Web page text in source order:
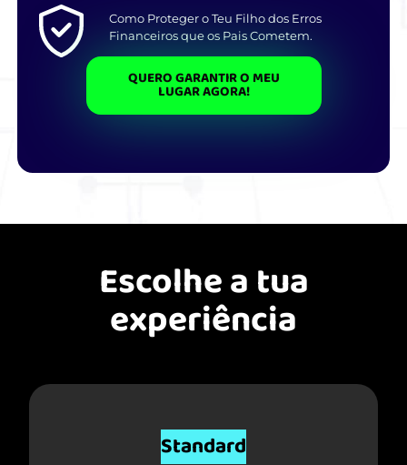
Como Proteger o Teu Filho dos Erros
Financeiros que os Pais Cometem.
QUERO GARANTIR O MEU
LUGAR AGORA!
Escolhe a tua
experiência
Standard